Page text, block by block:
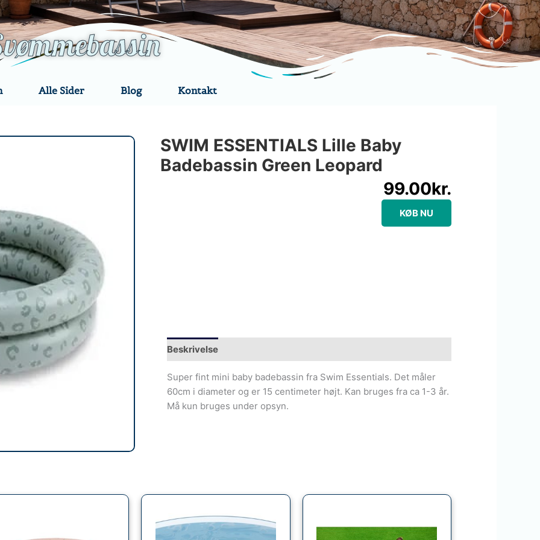
Alle Sider Blog Kontakt
SWIM ESSENTIALS Lille Baby
Badebassin Green Leopard
99.00kr.
KØB NU
Beskrivelse
Super fint mini baby badebassin fra Swim Essentials. Det måler
60cm i diameter og er 15 centimeter højt. Kan bruges fra ca 1-3 år.
Må kun bruges under opsyn.
var:
pris
var:
pris
er: